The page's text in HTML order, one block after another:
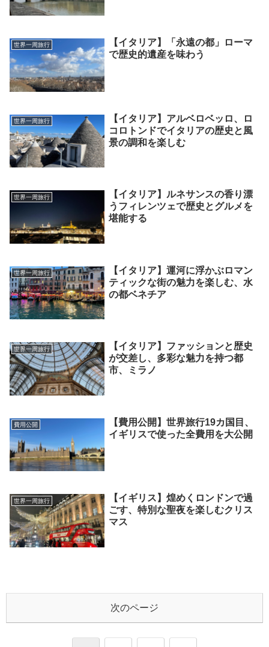
世界一周旅行
【イタリア】「永遠の都」ローマ
で歴史的遺産を味わう
世界一周旅行
【イタリア】アルベロベッロ、ロ
コロトンドでイタリアの歴史と風
景の調和を楽しむ
世界一周旅行
【イタリア】ルネサンスの香り漂
うフィレンツェで歴史とグルメを
堪能する
世界一周旅行
【イタリア】運河に浮かぶロマン
ティックな街の魅力を楽しむ、水
の都ベネチア
世界一周旅行
【イタリア】ファッションと歴史
が交差し、多彩な魅力を持つ都
市、ミラノ
費用公開
【費用公開】世界旅行19カ国目、
イギリスで使った全費用を大公開
世界一周旅行
【イギリス】煌めくロンドンで過
ごす、特別な聖夜を楽しむクリス
マス
次のページ